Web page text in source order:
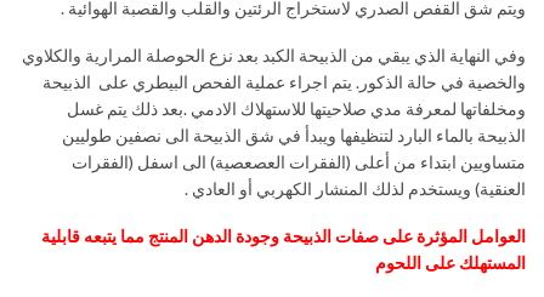
ويتم شق القفص الصدري لاستخراج الرئتين والقلب والقصبة الهوائية .
وفي النهاية الذي يبقي من الذبيحة الكبد بعد نزع الحوصلة المرارية والكلاوي
والخصية في حالة الذكور. يتم اجراء عملية الفحص البيطري على الذبيحة
ومخلفاتها لمعرفة مدي صلاحيتها للاستهلاك الادمي .بعد ذلك يتم غسل
الذبيحة بالماء البارد لتنظيفها ويبدأ في شق الذبيحة الى نصفين طوليين
متساويين ابتداء من أعلى (الفقرات العصعصية) الى اسفل (الفقرات
العنقية) ويستخدم لذلك المنشار الكهربي أو العادي .
العوامل المؤثرة على صفات الذبيحة وجودة الدهن المنتج مما يتبعه قابلية
المستهلك على اللحوم